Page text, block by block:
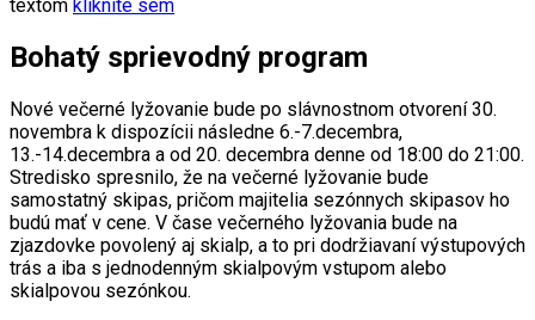
textom kliknite sem
Bohatý sprievodný program
Nové večerné lyžovanie bude po slávnostnom otvorení 30.
novembra k dispozícii následne 6.-7.decembra,
13.-14.decembra a od 20. decembra denne od 18:00 do 21:00.
Stredisko spresnilo, že na večerné lyžovanie bude
samostatný skipas, pričom majitelia sezónnych skipasov ho
budú mať v cene. V čase večerného lyžovania bude na
zjazdovke povolený aj skialp, a to pri dodržiavaní výstupových
trás a iba s jednodenným skialpovým vstupom alebo
skialpovou sezónkou.